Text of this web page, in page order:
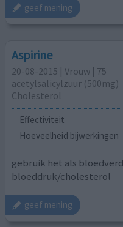
geef mening
Aspirine
20-08-2015 | Vrouw | 75
acetylsalicylzuur (500mg)
Cholesterol
Effectiviteit
Hoeveelheid bijwerkingen
gebruik het als
bloeddruk/cholesterol
geef mening